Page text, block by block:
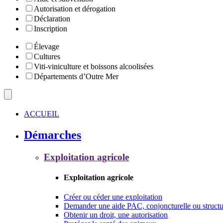
Autorisation et dérogation
Déclaration
Inscription
Élevage
Cultures
Viti-viniculture et boissons alcoolisées
Départements d’Outre Mer
ACCUEIL
Démarches
Exploitation agricole
Exploitation agricole
Créer ou céder une exploitation
Demander une aide PAC, conjoncturelle ou
Obtenir un droit, une autorisation